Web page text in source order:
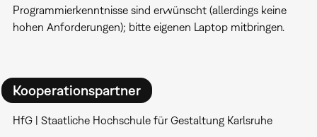
Programmierkenntnisse sind erwünscht (allerdings keine
hohen Anforderungen); bitte eigenen Laptop mitbringen.
Kooperationspartner
HfG | Staatliche Hochschule für Gestaltung Karlsruhe